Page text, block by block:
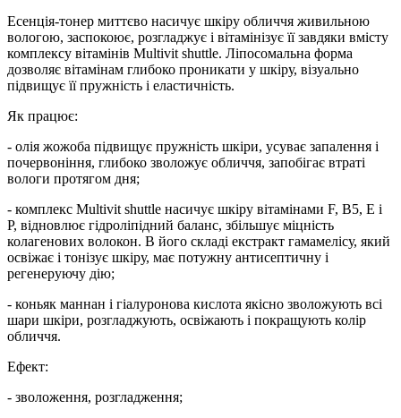
Есенція-тонер миттєво насичує шкіру обличчя живильною
вологою, заспокоює, розгладжує і вітамінізує її завдяки вмісту
комплексу вітамінів Multivit shuttle. Ліпосомальна форма
дозволяє вітамінам глибоко проникати у шкіру, візуально
підвищує її пружність і еластичність.
Як працює:
- олія жожоба підвищує пружність шкіри, усуває запалення і
почервоніння, глибоко зволожує обличчя, запобігає втраті
вологи протягом дня;
- комплекс Multivit shuttle насичує шкіру вітамінами F, B5, Е і
Р, відновлює гідроліпідний баланс, збільшує міцність
колагенових волокон. В його складі екстракт гамамелісу, який
освіжає і тонізує шкіру, має потужну антисептичну і
регенеруючу дію;
- коньяк маннан і гіалуронова кислота якісно зволожують всі
шари шкіри, розгладжують, освіжають і покращують колір
обличчя.
Ефект:
- зволоження, розгладження;